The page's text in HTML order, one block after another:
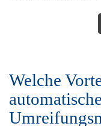
Welche
automatische